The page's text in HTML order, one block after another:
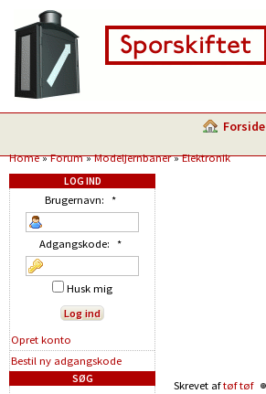
Forside
Home»Forum»Modeljernbaner»Elektronik
Skrevet aftøf tøf
LOG IND
Brugernavn: *
Adgangskode: *
Husk mig
Opret konto
Bestil ny adgangskode
SØG